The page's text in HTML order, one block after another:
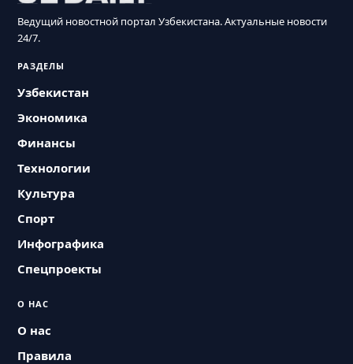
Ведущий новостной портал Узбекистана. Актуальные новости
24/7.
РАЗДЕЛЫ
Узбекистан
Экономика
Финансы
Технологии
Культура
Спорт
Инфографика
Спецпроекты
О НАС
О нас
Правила